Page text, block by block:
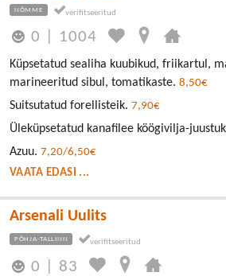
NÕMME
0 1004
Küpsetatud sealiha kuubikud, friikartul,
marineeritud sibul, tomatikaste. 8,50€
Suitsutatud forellisteik. 7,90€
Üleküpsetatud kanafilee köögivilja-
Azuu. 7,20/6,50€
VAATA EDASI ...
Arsenali Uulits
PÕHJA-TALLINN
0 83